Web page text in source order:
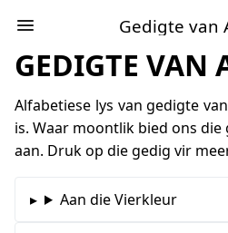
Gedigte van
GEDIGTE VAN
Alfabetiese lys van gedigte
is. Waar moontlik bied ons
aan. Druk op die gedig vir
Aan die Vierkleur